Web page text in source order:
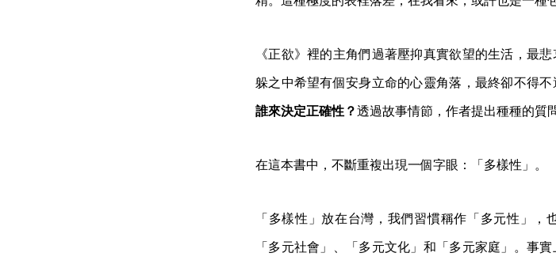
《正欲》裡的主角們過著壓抑真實欲望的生活，最
躲之中希望有個安身立命的心靈角落，最終卻不得
誰來決定正確性？透過故事情節，作者提出種種的質問
在這本書中，不斷重複出現一個字眼：「多樣性」。
「多樣性」放在台灣，我們習慣稱作「多元性」
「多元社會」、「多元文化」和「多元家庭」。事